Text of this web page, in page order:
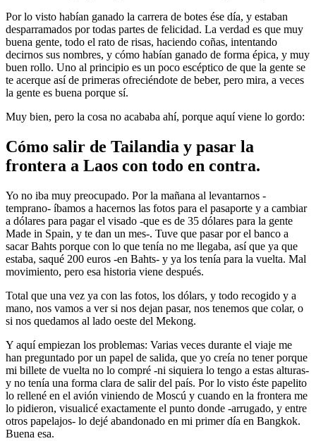
Por lo visto habían ganado la carrera de botes ése día, y estaban
desparramados por todas partes de felicidad. La verdad es que muy
buena gente, todo el rato de risas, haciendo coñas, intentando
decirnos sus nombres, y cómo habían ganado de forma épica, y muy
buen rollo. Uno al principio es un poco escéptico de que la gente se
te acerque así de primeras ofreciéndote de beber, pero mira, a veces
la gente es buena porque sí.
Muy bien, pero la cosa no acababa ahí, porque aquí viene lo gordo:
Cómo salir de Tailandia y pasar la
frontera a Laos con todo en contra.
Yo no iba muy preocupado. Por la mañana al levantarnos -
temprano- íbamos a hacernos las fotos para el pasaporte y a cambiar
a dólares para pagar el visado -que es de 35 dólares para la gente
Made in Spain, y te dan un mes-. Tuve que pasar por el banco a
sacar Bahts porque con lo que tenía no me llegaba, así que ya que
estaba, saqué 200 euros -en Bahts- y ya los tenía para la vuelta. Mal
movimiento, pero esa historia viene después.
Total que una vez ya con las fotos, los dólars, y todo recogido y a
mano, nos vamos a ver si nos dejan pasar, nos tenemos que colar, o
si nos quedamos al lado oeste del Mekong.
Y aquí empiezan los problemas: Varias veces durante el viaje me
han preguntado por un papel de salida, que yo creía no tener porque
mi billete de vuelta no lo compré -ni siquiera lo tengo a estas alturas-
y no tenía una forma clara de salir del país. Por lo visto éste papelito
lo rellené en el avión viniendo de Moscú y cuando en la frontera me
lo pidieron, visualicé exactamente el punto donde -arrugado, y entre
otros papelajos- lo dejé abandonado en mi primer día en Bangkok.
Buena esa.